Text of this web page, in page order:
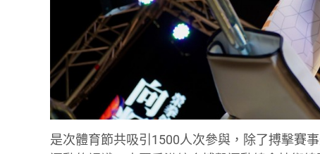
是次體育節共吸引1500人次參與，除了搏擊賽